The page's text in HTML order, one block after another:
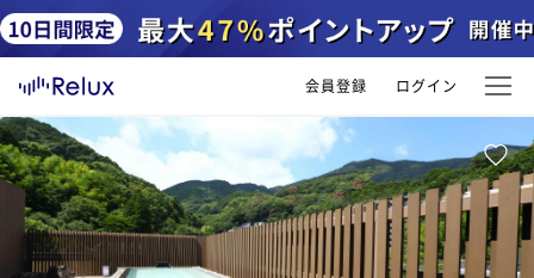
会員登録 ログイン